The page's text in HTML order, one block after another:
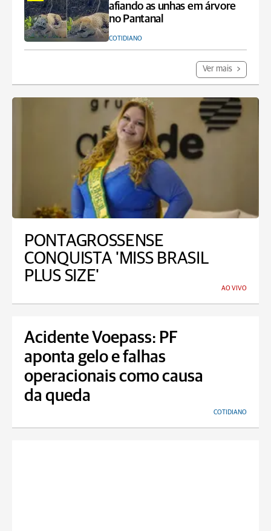
afiando as unhas em árvore
no Pantanal
COTIDIANO
Ver mais
PONTAGROSSENSE
CONQUISTA 'MISS BRASIL
PLUS SIZE'
AO VIVO
Acidente Voepass: PF
aponta gelo e falhas
operacionais como causa
da queda
COTIDIANO